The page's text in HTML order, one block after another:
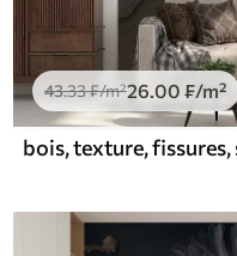
43.33₣/m²26.00 ₣/m²